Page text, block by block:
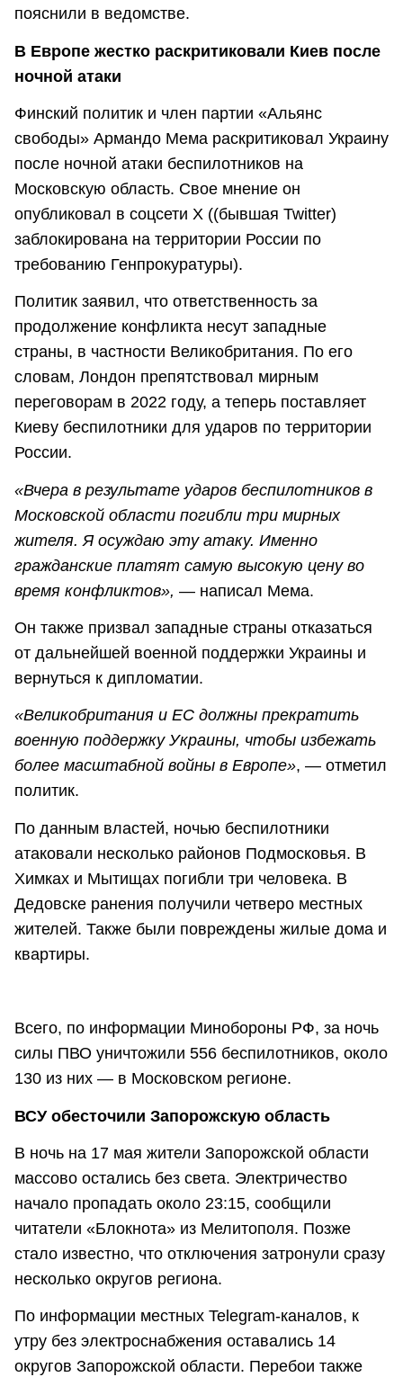
пояснили в ведомстве.
В Европе жестко раскритиковали Киев после
ночной атаки
Финский политик и член партии «Альянс
свободы» Армандо Мема раскритиковал Украину
после ночной атаки беспилотников на
Московскую область. Свое мнение он
опубликовал в соцсети X ((бывшая Twitter)
заблокирована на территории России по
требованию Генпрокуратуры).
Политик заявил, что ответственность за
продолжение конфликта несут западные
страны, в частности Великобритания. По его
словам, Лондон препятствовал мирным
переговорам в 2022 году, а теперь поставляет
Киеву беспилотники для ударов по территории
России.
«Вчера в результате ударов беспилотников в
Московской области погибли три мирных
жителя. Я осуждаю эту атаку. Именно
гражданские платят самую высокую цену во
время конфликтов», — написал Мема.
Он также призвал западные страны отказаться
от дальнейшей военной поддержки Украины и
вернуться к дипломатии.
«Великобритания и ЕС должны прекратить
военную поддержку Украины, чтобы избежать
более масштабной войны в Европе», — отметил
политик.
По данным властей, ночью беспилотники
атаковали несколько районов Подмосковья. В
Химках и Мытищах погибли три человека. В
Дедовске ранения получили четверо местных
жителей. Также были повреждены жилые дома и
квартиры.
Всего, по информации Минобороны РФ, за ночь
силы ПВО уничтожили 556 беспилотников, около
130 из них — в Московском регионе.
ВСУ обесточили Запорожскую область
В ночь на 17 мая жители Запорожской области
массово остались без света. Электричество
начало пропадать около 23:15, сообщили
читатели «Блокнота» из Мелитополя. Позже
стало известно, что отключения затронули сразу
несколько округов региона.
По информации местных Telegram-каналов, к
утру без электроснабжения оставались 14
округов Запорожской области. Перебои также